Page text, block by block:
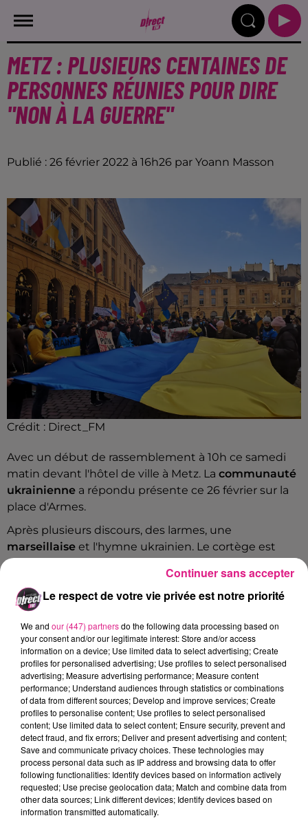
METZ : PLUSIEURS CENTAINES DE
PERSONNES RÉUNIES POUR DIRE
"NON À LA GUERRE"
Publié : 26 février 2022 à 16h26 par Yoann Masson
Crédit : Direct_FM
Avec un début de rassemblement à 10h ce samedi
matin devant l'hôtel de ville à Metz. La communauté
ukrainienne a répondu présente ce 26 février sur la
place d'Armes.
Après plusieurs discours, des larmes, une
marseillaise et l'hymne ukrainien. Le cortège est
parti en direction du centre-ville pour attirer au final
L'un des messages forts de ce rassemblement est
acceuillerons aussi les Ukrainiens qui fuient
l'invasion et l'annexion russes."
FIL ACTUS
7 août 2026
Lorraine : une journée pas comme les autres au Parc animalier de...
6 août 2026
Metz : une distribution de lunette gratuite pour voir l’éclipse
5 août 2026
Casting de Woof : l'Euro-Métropole de Metz part à la recherche de...
4 août 2026
Le respect de votre vie privée est notre priorité
We and our (447) partnersdo the following data processing based on
your consent and/or our legitimate interest: Store and/or access
information on a device; Use limited data to select advertising; Create
profiles for personalised advertising; Use profiles to select personalised
advertising; Measure advertising performance; Measure content
performance; Understand audiences through statistics or combinations
of data from different sources; Develop and improve services; Create
profiles to personalise content; Use profiles to select personalised
content; Use limited data to select content; Ensure security, prevent and
detect fraud, and fix errors; Deliver and present advertising and content;
Save and communicate privacy choices. These technologies may
process personal data such as IP address and browsing data to offer
following functionalities: Identify devices based on information actively
requested; Use precise geolocation data; Match and combine data from
other data sources; Link different devices; Identify devices based on
information transmitted automatically.
Continuer sans accepter